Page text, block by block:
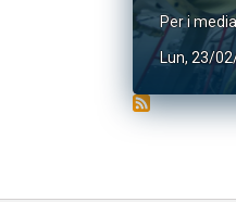
Per i media
Lun, 23/